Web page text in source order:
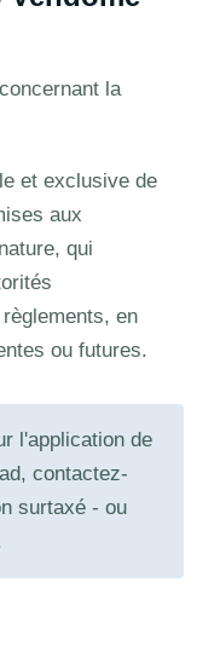
concernant la
et exclusive de
aux
qui
en
ou futures.
l'application de
contactez-
surtaxé - ou